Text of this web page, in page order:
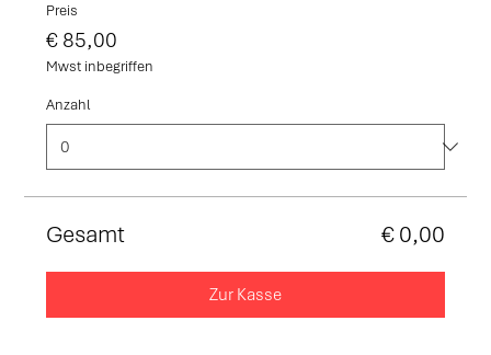
Preis
€ 85,00
Mwst inbegriffen
Anzahl
Gesamt € 0,00
Zur Kasse